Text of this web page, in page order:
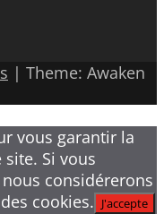
| Theme: Awaken
vous garantir la
Si vous
considérerons
cookies. J'accepte